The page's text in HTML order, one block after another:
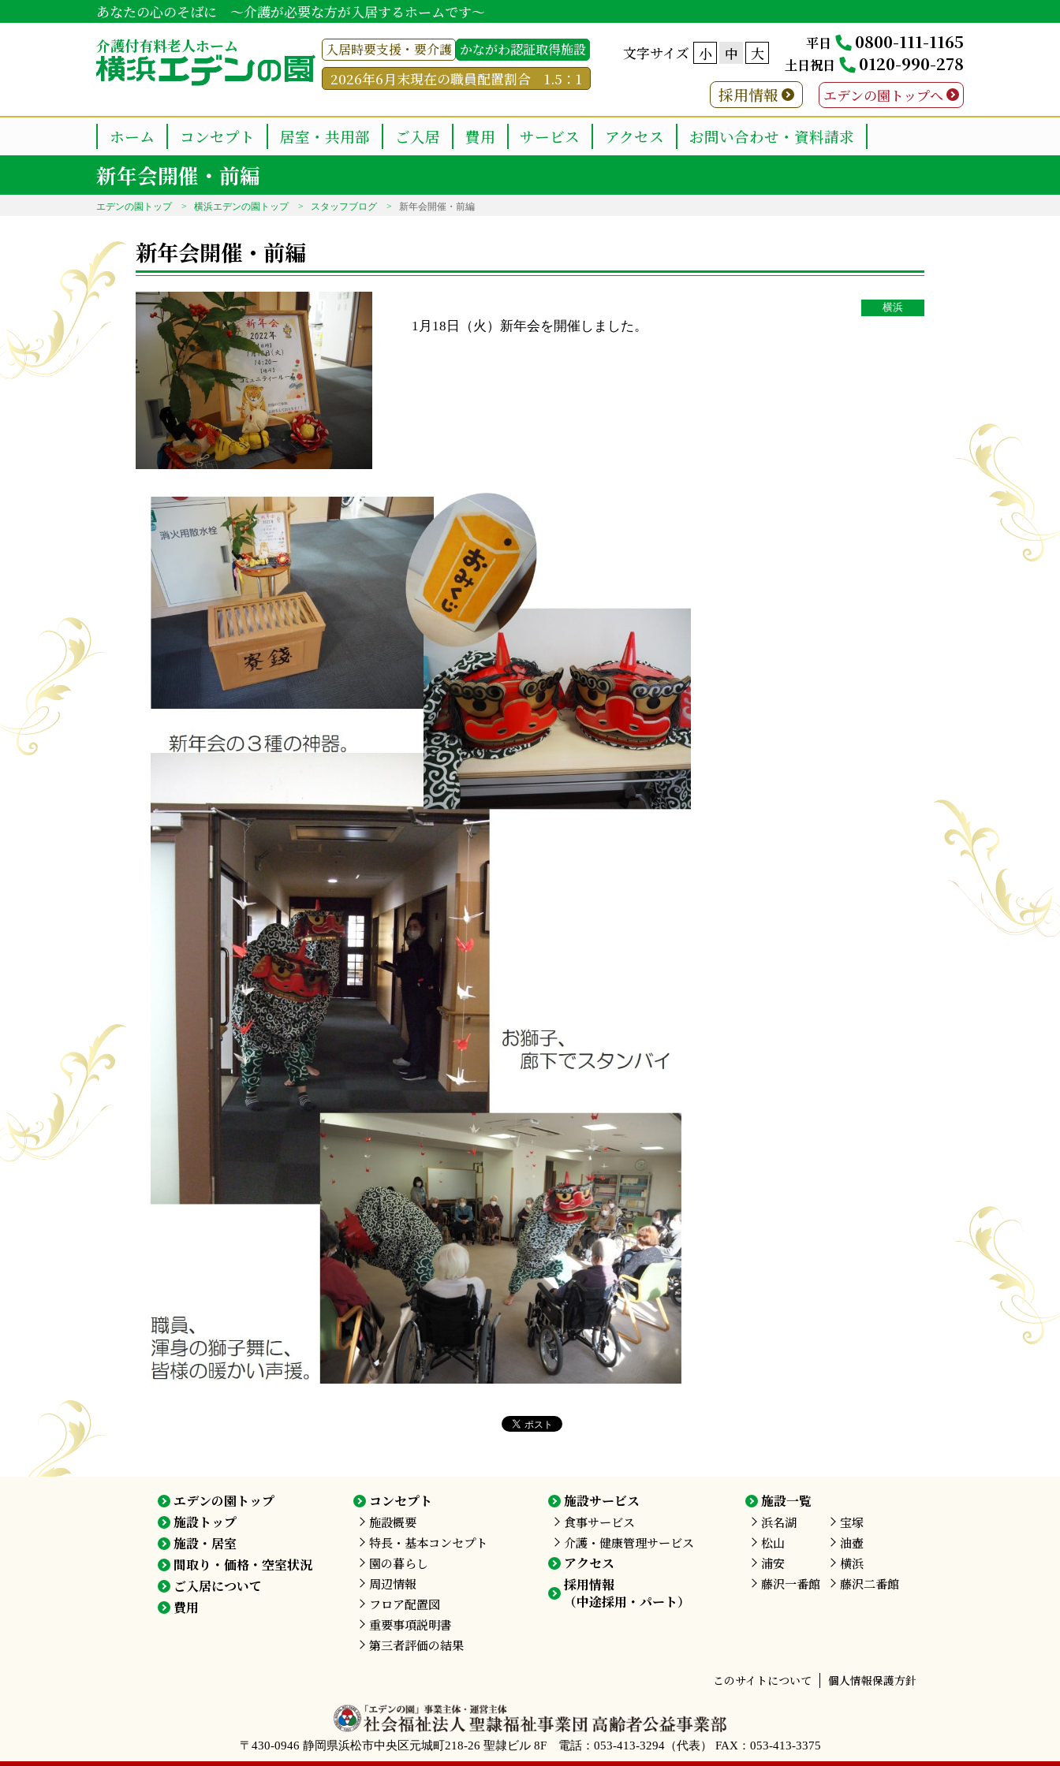
あなたの心のそばに ～介護が必要な方が入居するホームです～
介護付有料老人ホーム 入居時要支援・要介護 かながわ認証取得施設
2026年6月末現在の職員配置割合 1.5：1
文字サイズ 小 中 大
平日 0800-111-1165
土日祝日 0120-990-278
採用情報 エデンの園トップへ
ホーム コンセプト 居室・共用部 ご入居 費用 サービス アクセス お問い合わせ・資料請求
新年会開催・前編
エデンの園トップ 横浜エデンの園トップ スタッフブログ 新年会開催・前編
新年会開催・前編
横浜
1月18日（火）新年会を開催しました。
エデンの園トップ
施設トップ
施設・居室
間取り・価格・空室状況
ご入居について
費用
コンセプト
施設概要
特長・基本コンセプト
園の暮らし
周辺情報
フロア配置図
重要事項説明書
第三者評価の結果
施設サービス
食事サービス
介護・健康管理サービス
アクセス
採用情報
（中途採用・パート）
施設一覧
浜名湖
宝塚
松山
油壺
浦安
横浜
藤沢一番館 藤沢二番館
このサイトについて 個人情報保護方針
〒430-0946 静岡県浜松市中央区元城町218-26 聖隷ビル 8F 電話： 053-413-3294（代表） FAX：053-413-3375